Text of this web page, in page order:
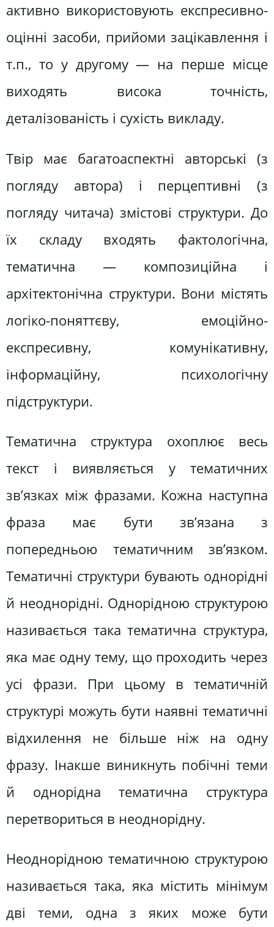
активно використовують експресивно-
оцінні засоби, прийоми зацікавлення і
т.п., то у другому — на перше місце
виходять висока точність,
деталізованість і сухість викладу.
Твір має багатоаспектні авторські (з
погляду автора) і перцептивні (з
погляду читача) змістові структури. До
їх складу входять фактологічна,
тематична — композиційна і
архітектонічна структури. Вони містять
логіко-поняттєву, емоційно-
експресивну, комунікативну,
інформаційну, психологічну
підструктури.
Тематична структура охоплює весь
текст і виявляється у тематичних
зв’язках між фразами. Кожна наступна
фраза має бути зв’язана з
попередньою тематичним зв’язком.
Тематичні структури бувають однорідні
й неоднорідні. Однорідною структурою
називається така тематична структура,
яка має одну тему, що проходить через
усі фрази. При цьому в тематичній
структурі можуть бути наявні тематичні
відхилення не більше ніж на одну
фразу. Інакше виникнуть побічні теми
й однорідна тематична структура
перетвориться в неоднорідну.
Неоднорідною тематичною структурою
називається така, яка містить мінімум
дві теми, одна з яких може бути